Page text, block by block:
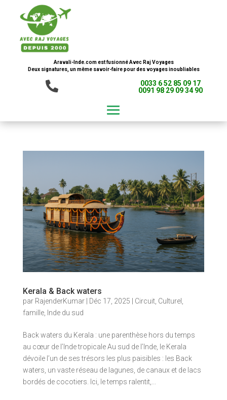
Aravali-Inde.com est fusionné Avec Raj Voyages
Deux signatures, un même savoir-faire pour des voyages inoubliables

0033 6 52 85 09 17
0091 98 29 09 34 90
Kerala & Back waters
par RajenderKumar| Déc 17, 2025 Circuit, Culturel
famille, Inde du sud
Back waters du Kerala : une parenthèse hors du temps
au cœur de l’Inde tropicale Au sud de l’Inde, le Kerala
dévoile l’un de ses trésors les plus paisibles : les Back
waters, un vaste réseau de lagunes, de canaux et de lacs
bordés de cocotiers. Ici, le temps ralentit,...